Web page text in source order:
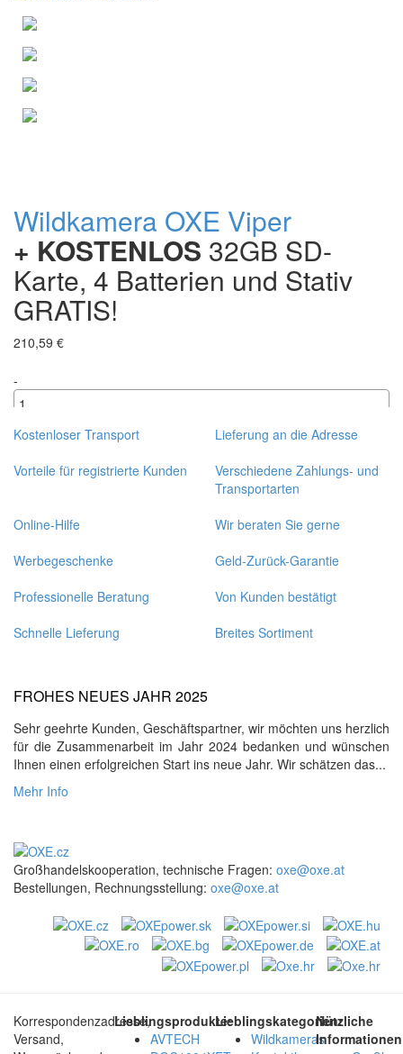
Wildkamera OXE Viper
+ KOSTENLOS 32GB SD-
Karte, 4 Batterien und Stativ
GRATIS!
210,59 €
-
+
Kostenloser Transport
Lieferung an die Adresse
Vorteile für registrierte Kunden
Verschiedene Zahlungs- und
Transportarten
Online-Hilfe
Wir beraten Sie gerne
Werbegeschenke
Geld-Zurück-Garantie
Professionelle Beratung
Von Kunden bestätigt
Schnelle Lieferung
Breites Sortiment
FROHES NEUES JAHR 2025
Sehr geehrte Kunden, Geschäftspartner, wir möchten uns herzlich
für die Zusammenarbeit im Jahr 2024 bedanken und wünschen
Ihnen einen erfolgreichen Start ins neue Jahr. Wir schätzen das...
Mehr Info
Großhandelskooperation, technische Fragen: oxe@oxe.at
Bestellungen, Rechnungsstellung: oxe@oxe.at
Korrespondenzadresse,
Versand,
Lieblingsprodukte:
AVTECH
Lieblingskategorien:
Wildkameras
Nützliche